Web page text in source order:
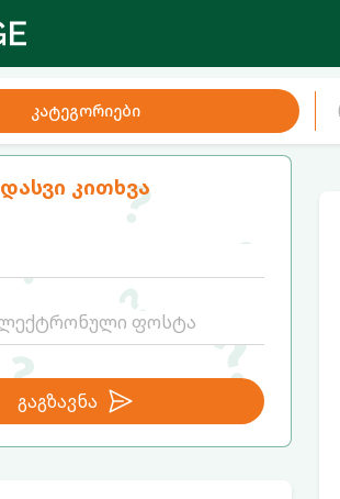
კატეგორიები
დასვი კითხვა
გაგზავნა